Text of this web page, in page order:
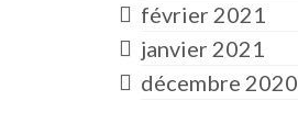
février 2021
janvier 2021
décembre 2020